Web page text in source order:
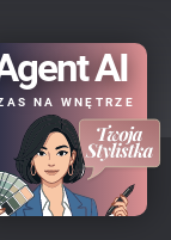
AI
NA WNĘTRZE